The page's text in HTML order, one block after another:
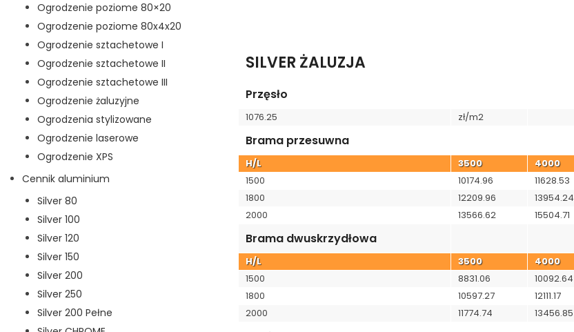
SILVER ŻALUZJA
Przęsło
1076.25 zł/m2
Brama przesuwna
H/L 3500 4000
1500
10174.96 11628.53
1800
12209.96 13954.24
2000
13566.62 15504.71
Brama dwuskrzydłowa
H/L 3500 4000
1500
8831.06 10092.64
1800
10597.27 12111.17
2000
11774.74 13456.85
Ogrodzenie poziome 80×20
Ogrodzenie poziome 80x4x20
Ogrodzenie sztachetowe I
Ogrodzenie sztachetowe II
Ogrodzenie sztachetowe III
Ogrodzenie żaluzyjne
Ogrodzenia stylizowane
Ogrodzenie laserowe
Ogrodzenie XPS
Cennik aluminium
Silver 80
Silver 100
Silver 120
Silver 150
Silver 200
Silver 250
Silver 200 Pełne